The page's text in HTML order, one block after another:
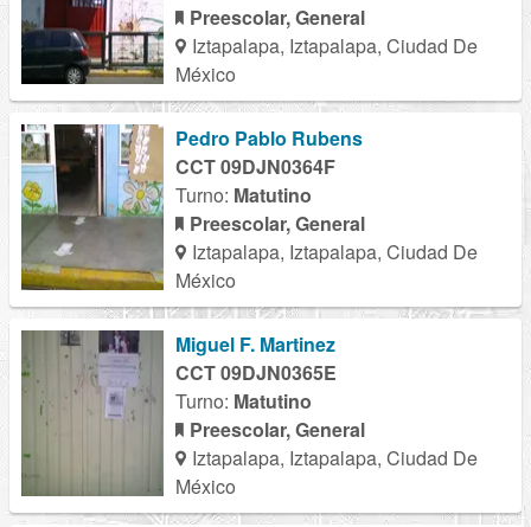
Preescolar, General
Iztapalapa, Iztapalapa, Ciudad De
México
Pedro Pablo Rubens
CCT 09DJN0364F
Turno: Matutino
Preescolar, General
Iztapalapa, Iztapalapa, Ciudad De
México
Miguel F. Martinez
CCT 09DJN0365E
Turno: Matutino
Preescolar, General
Iztapalapa, Iztapalapa, Ciudad De
México